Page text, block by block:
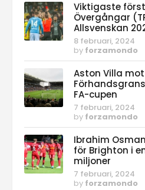
Viktigaste
Övergångar
Allsvenskan
8 februari, 2024
by forzamondo
Aston Villa
FA-cupen
7 februari, 2024
by forzamondo
Ibrahim
för Brighton i
miljoner
7 februari, 2024
by forzamondo